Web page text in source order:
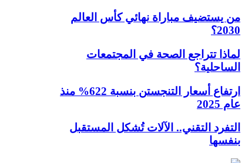
من يستضيف مباراة نهائي كأس العالم
2030؟
لماذا تتراجع الصحة في المجتمعات
الساحلية؟
ارتفاع أسعار التنجستن بنسبة 622% منذ
عام 2025
التفرد التقني.. الآلات تُشكل المستقبل
بنفسها